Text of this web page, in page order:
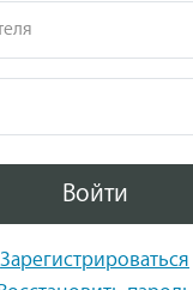
Войти
Зарегистрироваться